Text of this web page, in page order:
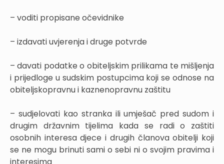
– voditi propisane očevidnike
– izdavati uvjerenja i druge potvrde
– davati podatke o obiteljskim prilikama te mišljenja
i prijedloge u sudskim postupcima koji se odnose na
obiteljskopravnu i kaznenopravnu zaštitu
– sudjelovati kao stranka ili umješač pred sudom i
drugim državnim tijelima kada se radi o zaštiti
osobnih interesa djece i drugih članova obitelji koji
se ne mogu brinuti sami o sebi ni o svojim pravima i
interesima